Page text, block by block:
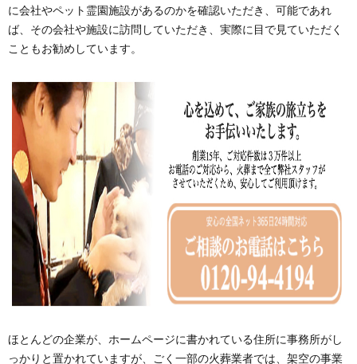
に会社やペット霊園施設があるのかを確認いただき、可能であれ
ば、その会社や施設に訪問していただき、実際に目で見ていただく
こともお勧めしています。
ほとんどの企業が、ホームページに書かれている住所に事務所がし
っかりと置かれていますが、ごく一部の火葬業者では、架空の事業